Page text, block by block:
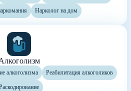
Нарколог на дом
алкоголизма Реабилитация алкоголиков